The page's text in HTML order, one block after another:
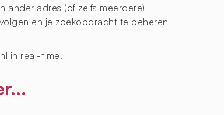
ander adres (of zelfs meerdere)
en je zoekopdracht te beheren
in real-time.